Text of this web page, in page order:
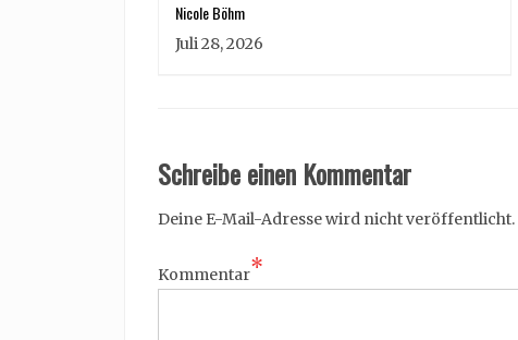
Nicole Böhm
Juli 28, 2026
Schreibe einen Kommentar
Deine E-Mail-Adresse wird nicht veröffentlicht.
Kommentar*